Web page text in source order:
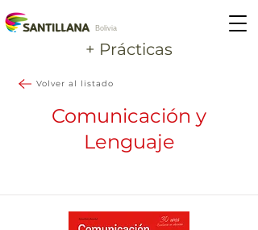
Bolivia
+ Prácticas
Volver al listado
Comunicación y
Lenguaje